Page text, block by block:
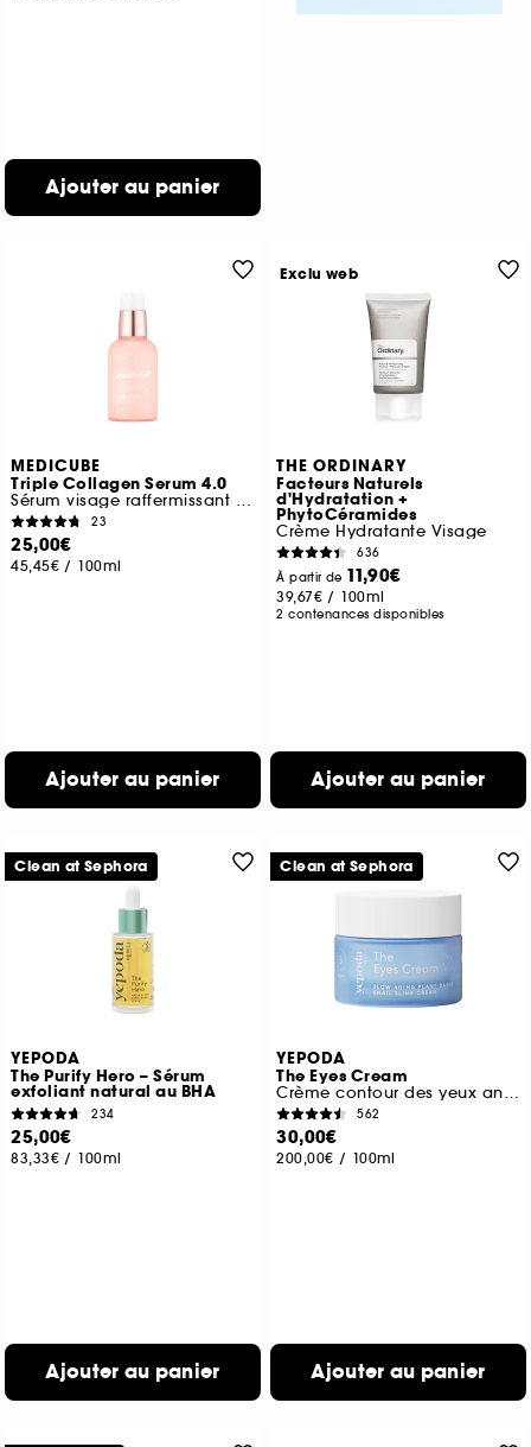
Ajouter au panier
MEDICUBE
Triple Collagen Serum 4.0
Sérum visage raffermissant et hydratant
23
25,00€
45,45€ / 100ml
Ajouter au panier
THE ORDINARY
Facteurs Naturels
d'Hydratation +
PhytoCéramides
Crème Hydratante Visage
636
À partir de 11,90€
39,67€ / 100ml
2 contenances disponibles
Ajouter au panier
Exclu web
YEPODA
The Purify Hero – Sérum
exfoliant natural au BHA
234
25,00€
83,33€ / 100ml
Ajouter au panier
Clean at Sephora
YEPODA
The Eyes Cream
Crème contour des yeux anti-âge
562
30,00€
200,00€ / 100ml
Ajouter au panier
Clean at Sephora